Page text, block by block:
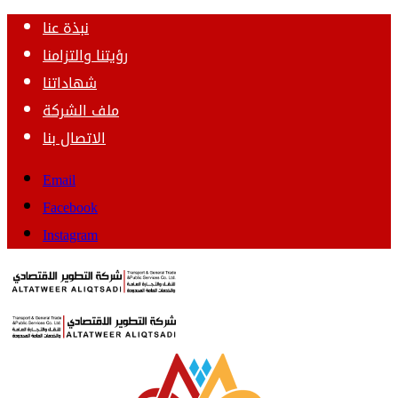
نبذة عنا
رؤيتنا والتزامنا
شهاداتنا
ملف الشركة
الاتصال بنا
Email
Facebook
Instagram